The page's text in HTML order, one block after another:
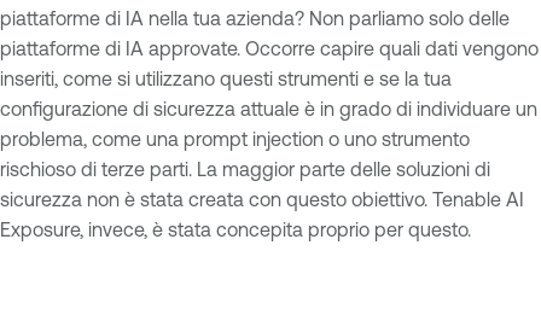
piattaforme di IA nella tua azienda? Non parliamo solo delle
piattaforme di IA approvate. Occorre capire quali dati vengono
inseriti, come si utilizzano questi strumenti e se la tua
configurazione di sicurezza attuale è in grado di individuare un
problema, come una prompt injection o uno strumento
rischioso di terze parti. La maggior parte delle soluzioni di
sicurezza non è stata creata con questo obiettivo. Tenable AI
Exposure, invece, è stata concepita proprio per questo.